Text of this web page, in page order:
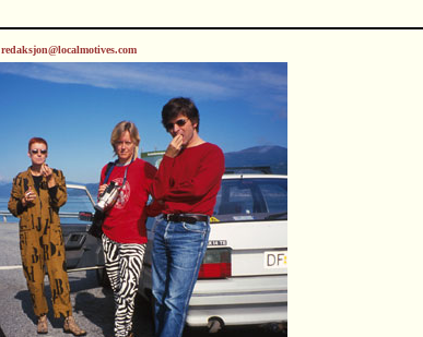
redaksjon@localmotives.com